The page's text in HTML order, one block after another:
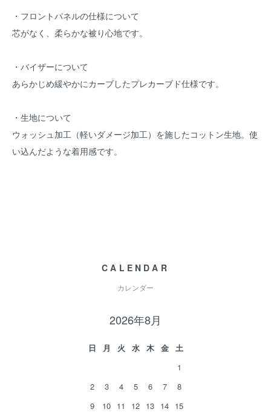
・フロントパネルの仕様について
芯がなく、柔らかな被り心地です。
・バイザーについて
あらかじめ緩やかにカーブしたプレカーブド仕様です。
・生地について
ウォッシュ加工（軽いダメージ加工）を施したコットン生地。使
い込んだような着用感です。
CALENDAR
カレンダー
2026年8月
日 月 火 水 木 金
土
1
2
3 4 5 6 7
8
9
10 11 12 13 14 15